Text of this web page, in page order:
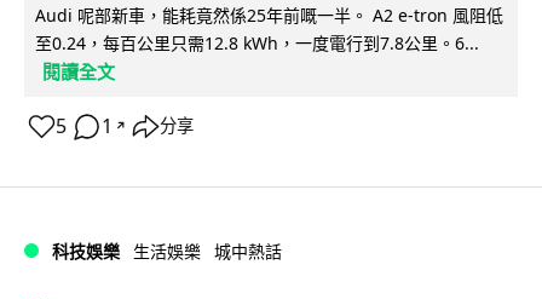
Audi 呢部新車，能耗竟然係25年前嘅一半。 A2 e-tron 風阻低
至0.24，每百公里只需12.8 kWh，一度電行到7.8公里。6...
閱讀全文
5 1 ↗ 分享
科技娛樂 生活娛樂 城中熱話